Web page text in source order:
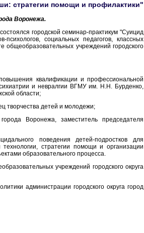
стратегии помощи и профилактики"
Воронежа.
городской семинар-практикум "Суицид
социальных педагогов, классных
общеобразовательных учреждений городского
квалификации и профессиональной
и невралгии ВГМУ им. Н.Н. Бурденко,
области;
творчества детей и молодежи;
Воронежа, заместитель председателя
поведения детей-подростков для
стратегии помощи и организации
образовательного процесса.
учреждений городского округа
администрации городского округа город